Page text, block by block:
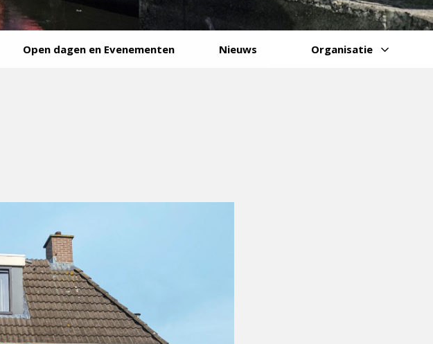
Open dagen en Evenementen Nieuws Organisatie